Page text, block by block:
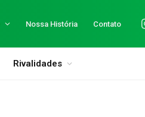
Nossa História Contato
Rivalidades